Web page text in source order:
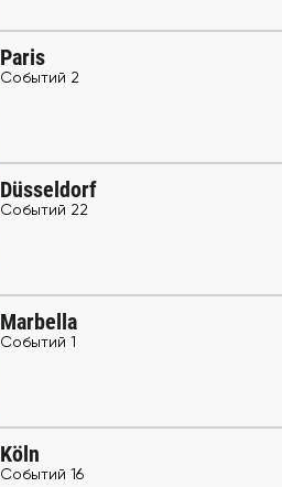
Paris
Событий 2
Düsseldorf
Событий 22
Marbella
Событий 1
Köln
Событий 16